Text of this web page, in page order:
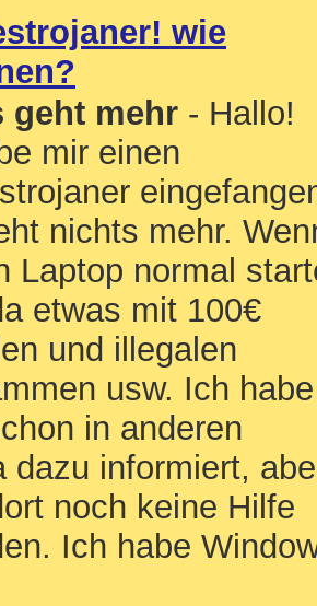
wie
geht mehr - Hallo!
mir einen
nichts mehr.
Laptop normal
etwas mit 100€
und illegalen
usw. Ich habe
in anderen
dazu informiert,
noch keine Hilfe
Ich habe